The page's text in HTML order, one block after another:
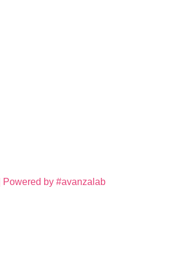
by #avanzalab